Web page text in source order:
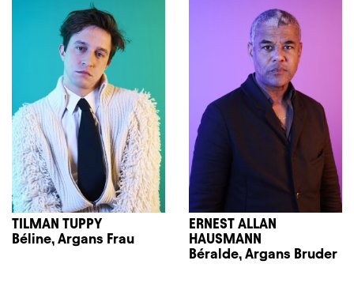
TILMAN TUPPY
Béline, Argans Frau
ERNEST ALLAN
HAUSMANN
Béralde, Argans Bruder